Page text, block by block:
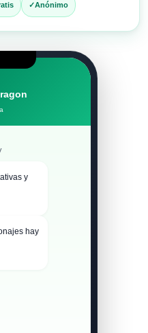
Anónimo
y
hay